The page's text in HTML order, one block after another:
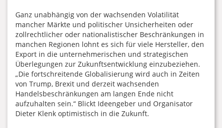
Ganz unabhängig von der wachsenden Volatilität
mancher Märkte und politischer Unsicherheiten oder
zollrechtlicher oder nationalistischer Beschränkungen in
manchen Regionen lohnt es sich für viele Hersteller, den
Export in die unternehmerischen und strategischen
Überlegungen zur Zukunftsentwicklung einzubeziehen.
„Die fortschreitende Globalisierung wird auch in Zeiten
von Trump, Brexit und derzeit wachsenden
Handelsbeschränkungen am langen Ende nicht
aufzuhalten sein.“ Blickt Ideengeber und Organisator
Dieter Klenk optimistisch in die Zukunft.